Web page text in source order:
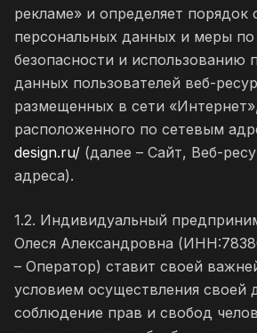
рекламе» и определяет порядок
персональных данных и меры
безопасности и использованию
данных пользователей веб-
размещенных в сети
расположенного по сетевым
design.ru/ (далее – Сайт, Веб-
адреса).
1.2. Индивидуальный
Олеся Александровна
– Оператор) ставит своей
условием осуществления своей
соблюдение прав и свобод